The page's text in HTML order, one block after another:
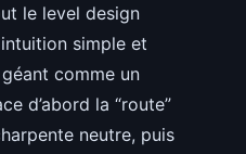
le level design
simple et
comme un
d’abord la “route”
neutre, puis